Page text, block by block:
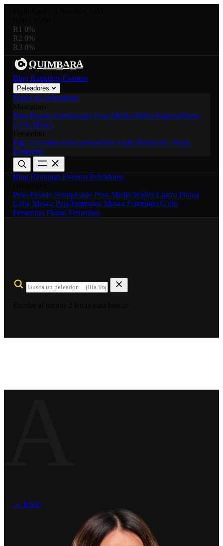
R1 0%
R2 0%
R3 0%
QUIMBARA
Blog Rankings Eventos
Peleadores
Todos los peleadores
Peso Pesado Semipesado Peso Medio WélterLigero Pluma
Gallo Mosca
Paja Femenino Mosca Femenino Gallo Femenino Pluma
Femenino
Blog Rankings Eventos Peleadores
Peso Pesado Semipesado Peso Medio WélterLigero Pluma
Gallo Mosca Paja Femenino Mosca Femenino Gallo
Femenino Pluma Femenino
← Inicio